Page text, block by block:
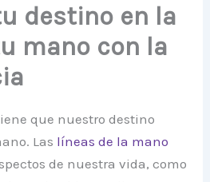
destino en la
mano con la
que nuestro destino
Las líneas de la mano
de nuestra vida, como